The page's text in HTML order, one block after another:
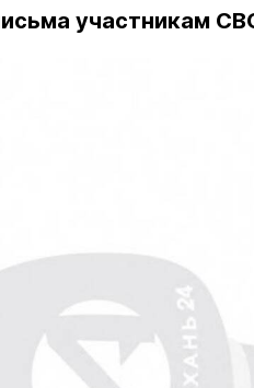
участникам